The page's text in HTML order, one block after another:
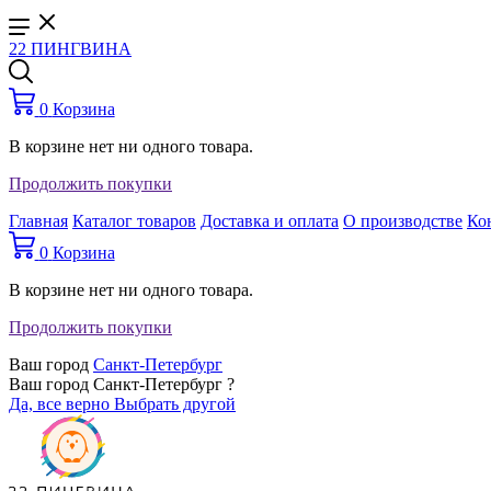
22 ПИНГВИНА
0 Корзина
В корзине нет ни одного товара.
Продолжить покупки
Главная Каталог товаров Доставка и оплата О производстве
0 Корзина
В корзине нет ни одного товара.
Продолжить покупки
Ваш город Санкт-Петербург
Ваш город Санкт-Петербург ?
Да, все верно Выбрать другой